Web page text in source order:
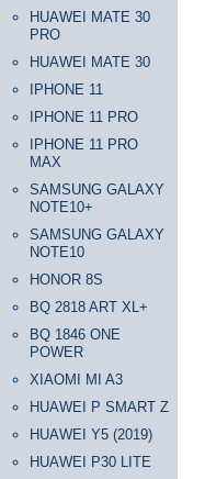
HUAWEI MATE 30
PRO
HUAWEI MATE 30
IPHONE 11
IPHONE 11 PRO
IPHONE 11 PRO
MAX
SAMSUNG GALAXY
NOTE10+
SAMSUNG GALAXY
NOTE10
HONOR 8S
BQ 2818 ART XL+
BQ 1846 ONE
POWER
XIAOMI MI A3
HUAWEI P SMART Z
HUAWEI Y5 (2019)
HUAWEI P30 LITE